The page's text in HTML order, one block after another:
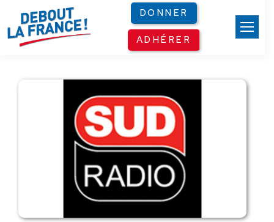
DONNER
ADHÉRER
Panneau de gestion des cookies